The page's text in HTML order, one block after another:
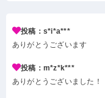
投稿：s*i*a***
ありがとうございます
投稿：m*z*k***
ありがとうございました！